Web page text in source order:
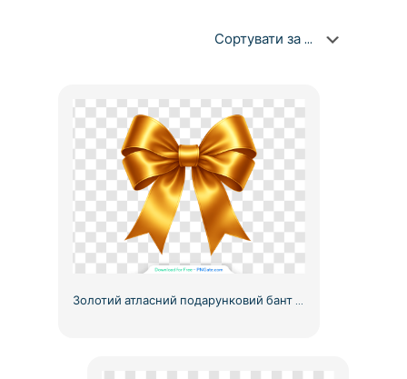
Золотий атласний подарунковий бант з подвійними петлями безкоштовно PNG